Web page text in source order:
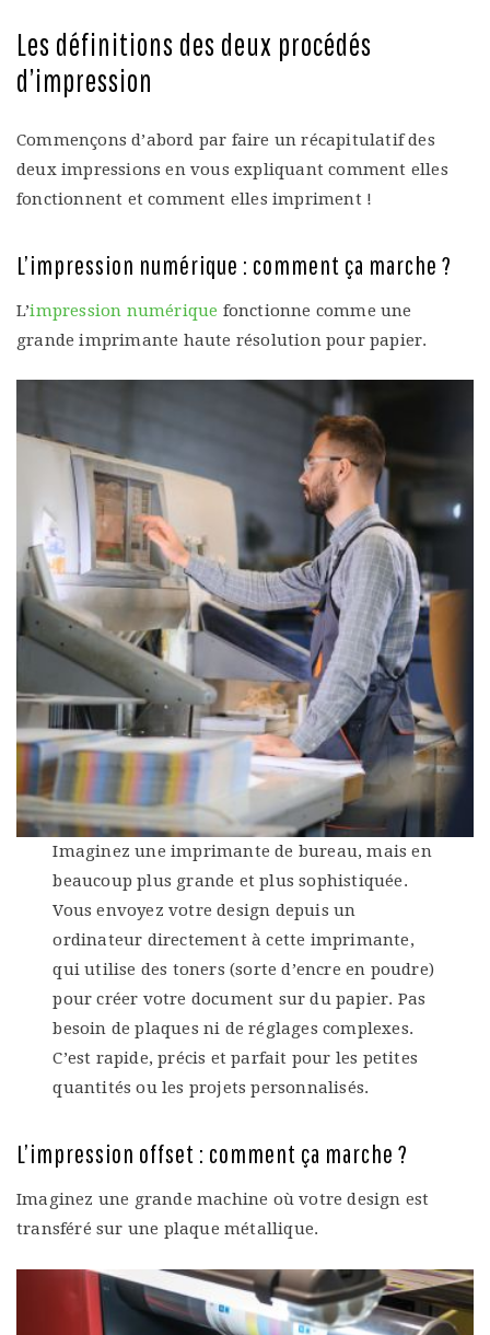
Les définitions des deux procédés
d’impression
Commençons d’abord par faire un récapitulatif des
deux impressions en vous expliquant comment elles
fonctionnent et comment elles impriment !
L’impression numérique : comment ça marche ?
L’impression numérique fonctionne comme une
grande imprimante haute résolution pour papier.
Imaginez une imprimante de bureau, mais en
beaucoup plus grande et plus sophistiquée.
Vous envoyez votre design depuis un
ordinateur directement à cette imprimante,
qui utilise des toners (sorte d’encre en poudre)
pour créer votre document sur du papier. Pas
besoin de plaques ni de réglages complexes.
C’est rapide, précis et parfait pour les petites
quantités ou les projets personnalisés.
L’impression offset : comment ça marche ?
Imaginez une grande machine où votre design est
transféré sur une plaque métallique.